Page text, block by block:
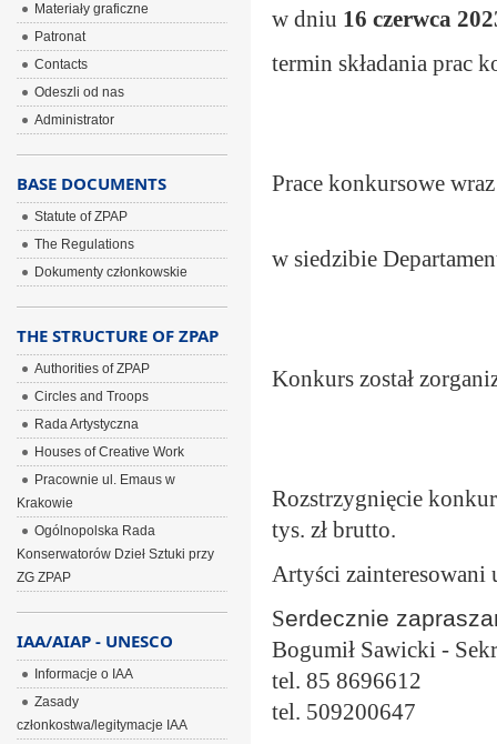
w dniu 16 czerwca
termin składania prac
Prace konkursowe
w siedzibie
Konkurs został
Rozstrzygnięcie
tys. zł brutto.
Artyści zainteresowani
Serdecznie
Bogumił Sawicki -
tel. 85 8696612
tel. 509200647
Materiały graficzne
Patronat
Contacts
Odeszli od nas
Administrator
BASE DOCUMENTS
Statute of ZPAP
The Regulations
Dokumenty członkowskie
THE STRUCTURE OF ZPAP
Authorities of ZPAP
Circles and Troops
Rada Artystyczna
Houses of Creative Work
Pracownie ul. Emaus w
Krakowie
Ogólnopolska Rada
Konserwatorów Dzieł Sztuki przy
ZG ZPAP
IAA/AIAP - UNESCO
Informacje o IAA
Zasady
członkostwa/legitymacje IAA